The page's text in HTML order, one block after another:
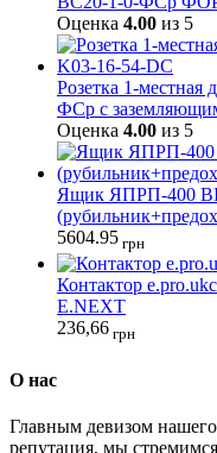
Оценка 4.00 из 5
Розетка 1-местная
ФСр с
Оценка 4.00 из 5
Ящик ЯПРП-400
5604.95 грн
Контактор
E.NEXT
236,66 грн
О нас
Главным девизом нашего
репутация, мы